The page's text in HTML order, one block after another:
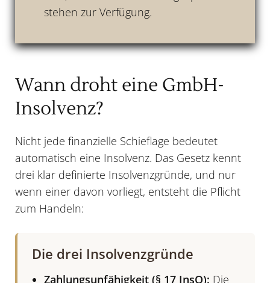
stehen zur Verfügung.
Wann droht eine GmbH-
Insolvenz?
Nicht jede finanzielle Schieflage bedeutet
automatisch eine Insolvenz. Das Gesetz kennt
drei klar definierte Insolvenzgründe, und nur
wenn einer davon vorliegt, entsteht die Pflicht
zum Handeln:
Die drei Insolvenzgründe
Zahlungsunfähigkeit (§ 17 InsO): Die